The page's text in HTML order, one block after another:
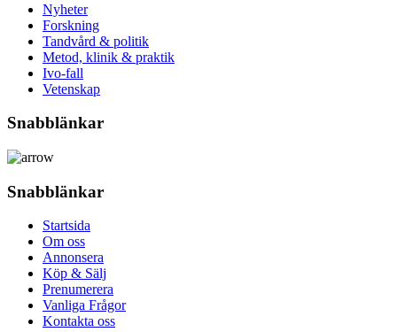
Nyheter
Forskning
Tandvård & politik
Metod, klinik & praktik
Ivo-fall
Vetenskap
Snabblänkar
Snabblänkar
Startsida
Om oss
Annonsera
Köp & Sälj
Prenumerera
Vanliga Frågor
Kontakta oss